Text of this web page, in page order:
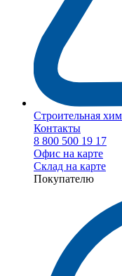
Строительная
Контакты
8 800 500 19 17
Офис на карте
Склад на карте
Покупателю